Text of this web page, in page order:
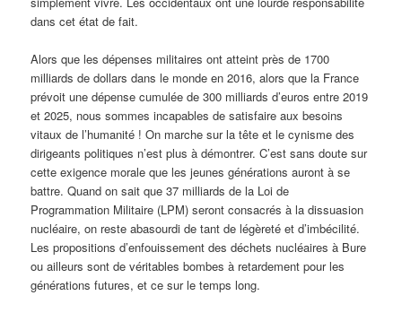
dans cet état de fait.
Alors que les dépenses militaires ont atteint près de 1700
milliards de dollars dans le monde en 2016, alors que la France
prévoit une dépense cumulée de 300 milliards d’euros entre 2019
et 2025, nous sommes incapables de satisfaire aux besoins
vitaux de l’humanité ! On marche sur la tête et le cynisme des
dirigeants politiques n’est plus à démontrer. C’est sans doute sur
cette exigence morale que les jeunes générations auront à se
battre. Quand on sait que 37 milliards de la Loi de
Programmation Militaire (LPM) seront consacrés à la dissuasion
nucléaire, on reste abasourdi de tant de légèreté et d’imbécilité.
Les propositions d’enfouissement des déchets nucléaires à Bure
ou ailleurs sont de véritables bombes à retardement pour les
générations futures, et ce sur le temps long.